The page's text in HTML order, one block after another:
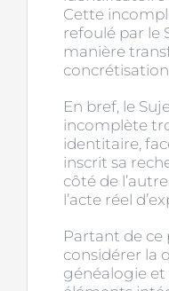
Cette
refoulé par le
manière
En bref, le
incomplète
identitaire,
inscrit sa
côté de
l’acte réel
Partant de ce
considérer la
généalogie